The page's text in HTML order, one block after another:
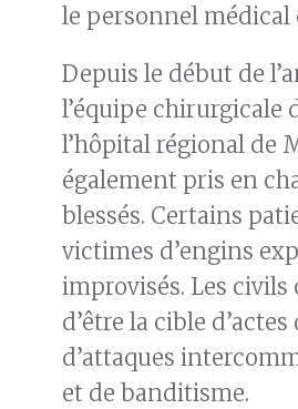
le personnel médical
Depuis le début de
l’équipe chirurgicale
l’hôpital régional de
également pris en
blessés. Certains
victimes d’engins
improvisés. Les
d’être la cible
d’attaques
et de banditisme.